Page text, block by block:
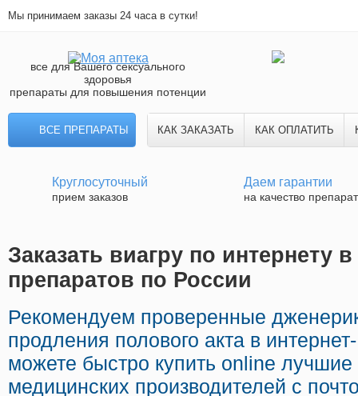
Мы принимаем заказы 24 часа в сутки!
все для Вашего сексуального
здоровья
препараты для повышения потенции
ВСЕ ПРЕПАРАТЫ КАК ЗАКАЗАТЬ КАК ОПЛАТИТЬ
Круглосуточный
прием заказов
Даем гарантии
на качество
Заказать виагру по интернету
препаратов по России
Рекомендуем проверенные
продления полового акта в
можете быстро купить online
медицинских производителей с